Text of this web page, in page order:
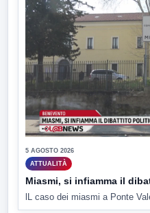
5 AGOSTO 2026
ATTUALITÀ
Miasmi, si infiamma il
lL caso dei miasmi a Ponte